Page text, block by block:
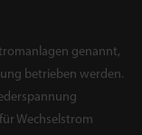
genannt,
betrieben werden.
Wechselstrom